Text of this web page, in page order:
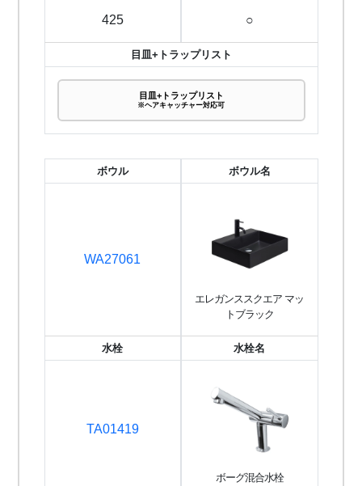
425 ○
目皿+トラップリスト
目皿+トラップリスト
※ヘアキャッチャー対応可
ボウル
WA27061
ボウル名
エレガンススクエア マッ
トブラック
水栓
TA01419
水栓名
ボーグ混合水栓